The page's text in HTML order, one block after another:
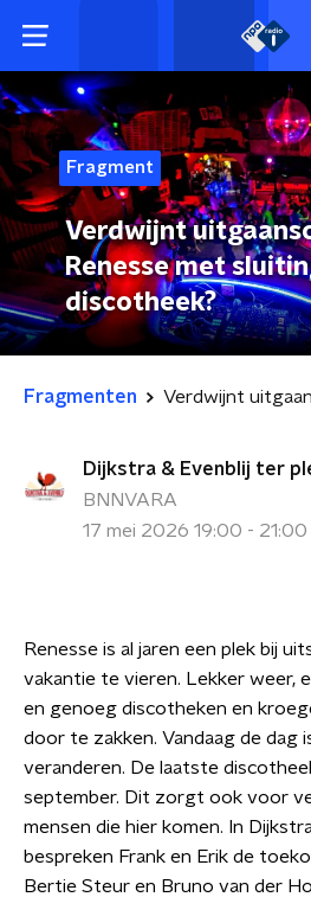
Fragment
Verdwijnt
Renesse met
discotheek?
Fragmenten
Dijkstra & Evenblij ter
BNNVARA
17 mei 2026 19:00 - 21:00
Renesse is al jaren een plek bij
vakantie te vieren. Lekker weer,
en genoeg discotheken en
door te zakken. Vandaag de dag
veranderen. De laatste
september. Dit zorgt ook voor
mensen die hier komen. In
bespreken Frank en Erik de
Bertie Steur en Bruno van der